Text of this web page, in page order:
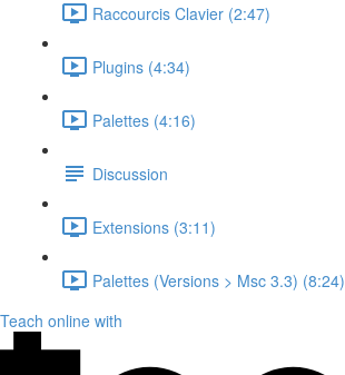
Raccourcis Clavier (2:47)
Plugins (4:34)
Palettes (4:16)
Discussion
Extensions (3:11)
Palettes (Versions > Msc 3.3) (8:24)
Teach online with